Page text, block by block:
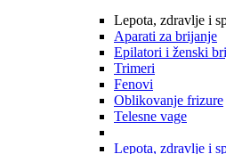
Lepota, zdravlje i
Aparati za brijanje
Epilatori i ženski
Trimeri
Fenovi
Oblikovanje frizure
Telesne vage
Lepota, zdravlje i